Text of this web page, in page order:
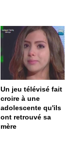
Un jeu télévisé fait
croire à une
adolescente qu'ils
ont retrouvé sa
mère